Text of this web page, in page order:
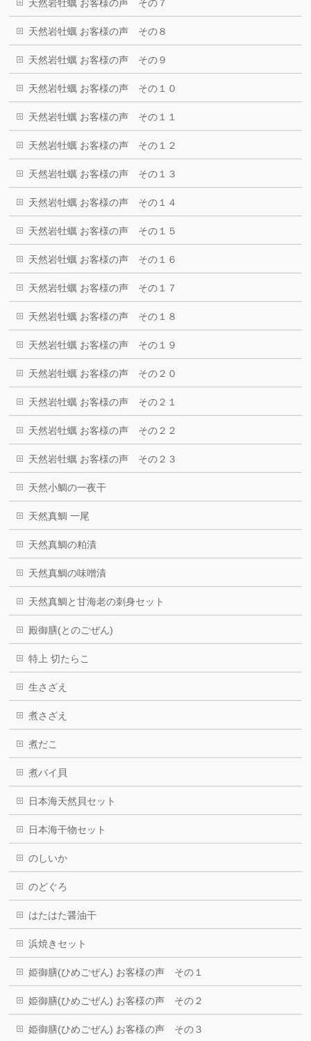
天然岩牡蠣 お客様の声 その７
天然岩牡蠣 お客様の声 その８
天然岩牡蠣 お客様の声 その９
天然岩牡蠣 お客様の声 その１０
天然岩牡蠣 お客様の声 その１１
天然岩牡蠣 お客様の声 その１２
天然岩牡蠣 お客様の声 その１３
天然岩牡蠣 お客様の声 その１４
天然岩牡蠣 お客様の声 その１５
天然岩牡蠣 お客様の声 その１６
天然岩牡蠣 お客様の声 その１７
天然岩牡蠣 お客様の声 その１８
天然岩牡蠣 お客様の声 その１９
天然岩牡蠣 お客様の声 その２０
天然岩牡蠣 お客様の声 その２１
天然岩牡蠣 お客様の声 その２２
天然岩牡蠣 お客様の声 その２３
天然小鯛の一夜干
天然真鯛 一尾
天然真鯛の粕漬
天然真鯛の味噌漬
天然真鯛と甘海老の刺身セット
殿御膳(とのごぜん)
特上 切たらこ
生さざえ
煮さざえ
煮だこ
煮バイ貝
日本海天然貝セット
日本海干物セット
のしいか
のどぐろ
はたはた醤油干
浜焼きセット
姫御膳(ひめごぜん) お客様の声 その１
姫御膳(ひめごぜん) お客様の声 その２
姫御膳(ひめごぜん) お客様の声 その３